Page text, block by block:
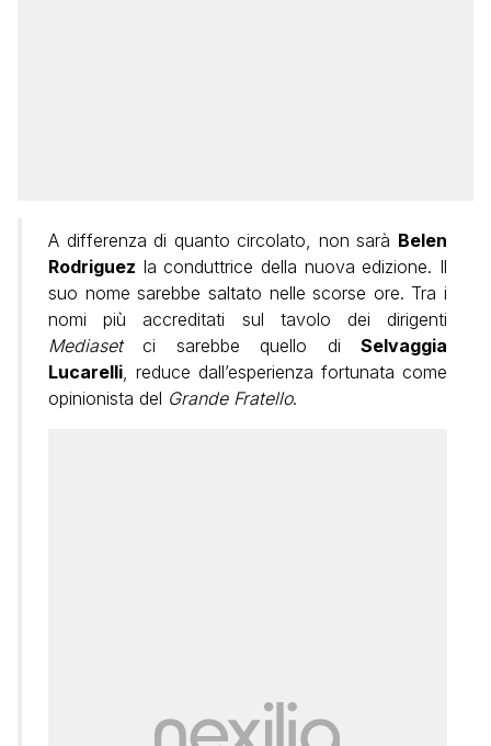
A differenza di quanto circolato, non sarà Belen
Rodriguez la conduttrice della nuova edizione. Il
suo nome sarebbe saltato nelle scorse ore. Tra i
nomi più accreditati sul tavolo dei dirigenti
Mediasetci sarebbe quello di Selvaggia
Lucarelli , reduce dall’esperienza fortunata come
opinionista del Grande Fratello.